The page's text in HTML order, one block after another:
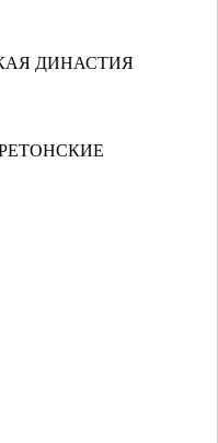
ДИНАСТИЯ